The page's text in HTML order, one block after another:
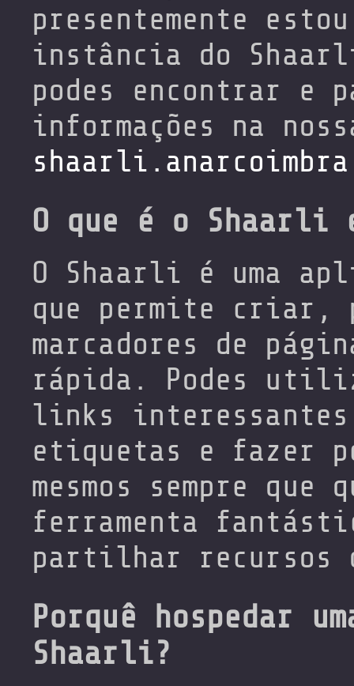
presentemente
instância do
podes encontrar
informações na
O que é o Shaarli
O Shaarli é uma
que permite
marcadores de
rápida. Podes
links
etiquetas e fazer
mesmos sempre que
ferramenta
partilhar recursos
Porquê hospedar
Shaarli?